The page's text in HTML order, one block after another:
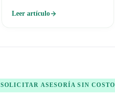
Leer artículo
SOLICITAR ASESORÍA SIN COSTO